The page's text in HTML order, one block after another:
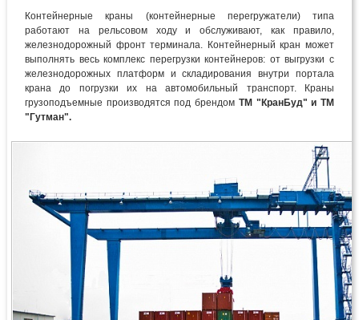
Контейнерные краны (контейнерные перегружатели) типа
работают на рельсовом ходу и обслуживают, как правило,
железнодорожный фронт терминала. Контейнерный кран может
выполнять весь комплекс перегрузки контейнеров: от выгрузки с
железнодорожных платформ и складирования внутри портала
крана до погрузки их на автомобильный транспорт. Краны
грузоподъемные производятся под брендом ТМ "КранБуд" и ТМ
"Гутман".